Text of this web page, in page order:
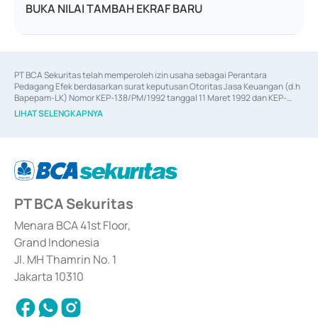
BUKA NILAI TAMBAH EKRAF BARU
PT BCA Sekuritas telah memperoleh izin usaha sebagai Perantara
Pedagang Efek berdasarkan surat keputusan Otoritas Jasa Keuangan (d.h
Bapepam-LK) Nomor KEP-138/PM/1992 tanggal 11 Maret 1992 dan KEP-
06/D.04/2014 tanggal 28 Februari 2014, izin usaha sebagai Penjamin Emisi
Efek berdasarkan surat keputusan Otoritas Jasa Keuangan Nomor KEP-
berdasarkan surat keputusan Otoritas Jasa Keuangan Nomor S-
67/PM.21/2017 tanggal 3 Februari 2017, dan beberapa izin usaha lainnya
Sertifikat Deposito di Pasar Uang yang izinnya diterbitkan pada tahun 2017
dan izin usaha lainnya dari Bank Indonesia sebagai Lembaga Pendukung
Penerbitan, Transaksi, serta Penatausahaan dan Penyelesaian Transaksi
Surat Berharga Komersial yang izinnya diterbitkan pada tahun 2018.
LIHAT SELENGKAPNYA
PT BCA Sekuritas
Menara BCA 41st Floor,
Grand Indonesia
Jl. MH Thamrin No. 1
Jakarta 10310